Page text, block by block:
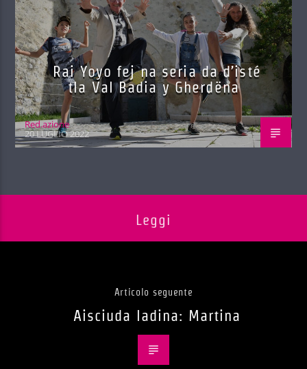
Rai Yoyo fej na seria da d’isté
tla Val Badia y Gherdëna
Red.azione
20 LUGLIO 2022
Leggi
Articolo seguente
Aisciuda ladina: Martina